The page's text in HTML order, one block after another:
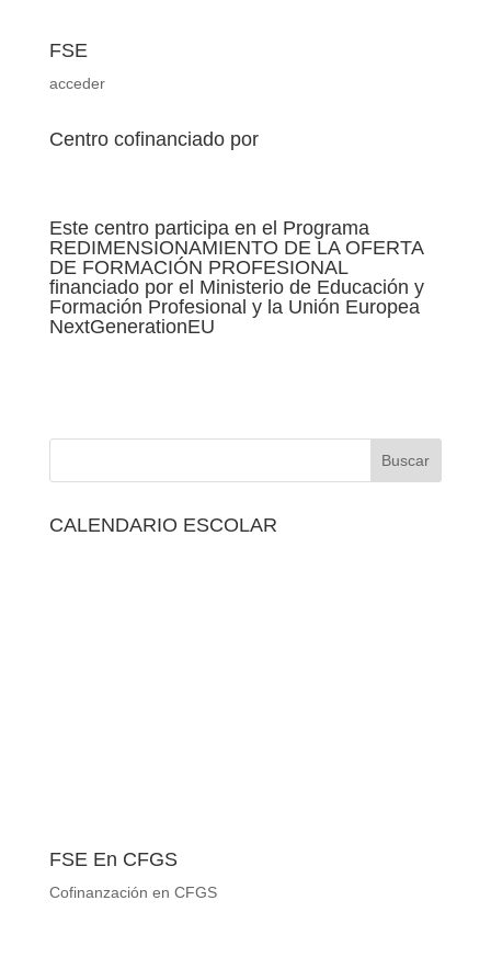
FSE
acceder
Centro cofinanciado por
Este centro participa en el Programa
REDIMENSIONAMIENTO DE LA OFERTA
DE FORMACIÓN PROFESIONAL
financiado por el Ministerio de Educación y
Formación Profesional y la Unión Europea
NextGenerationEU
CALENDARIO ESCOLAR
FSE En CFGS
Cofinanzación en CFGS